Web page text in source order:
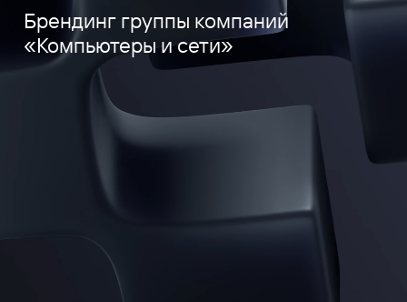
Брендинг группы компаний
«Компьютеры и сети»